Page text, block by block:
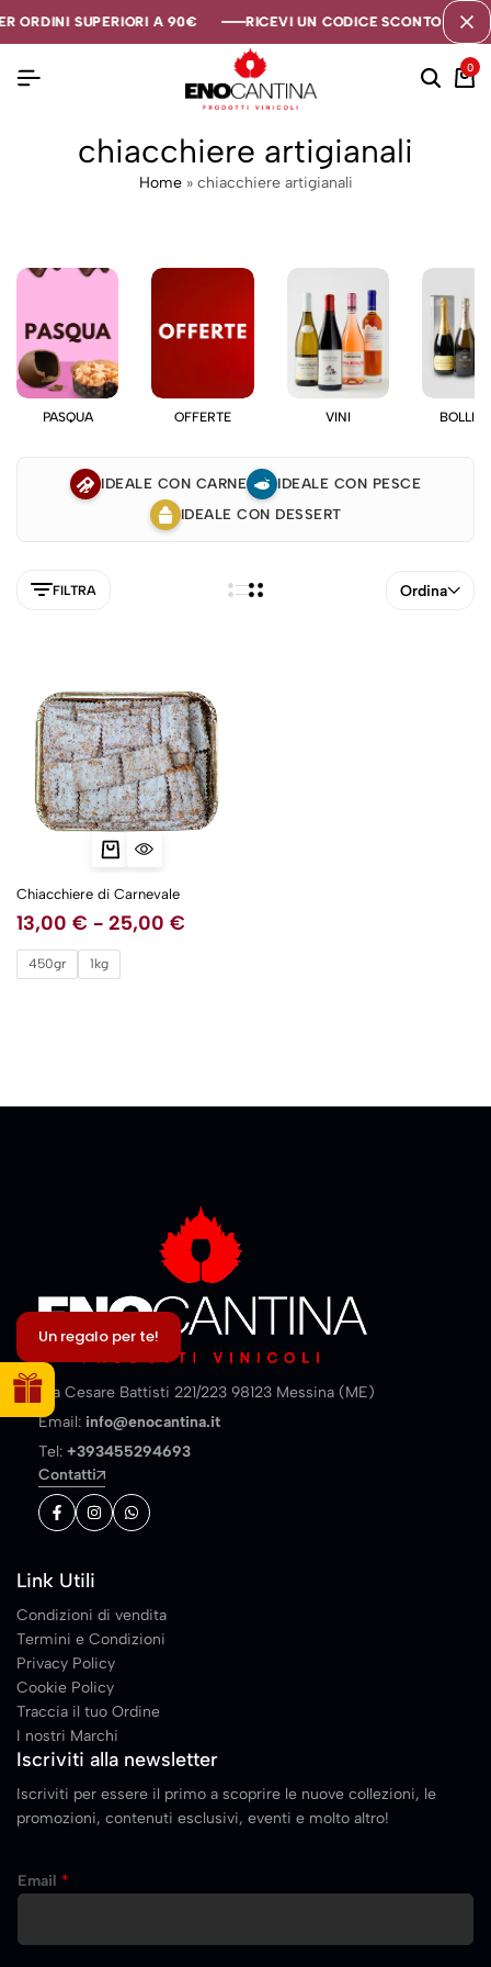
ORDINI SUPERIORI A 90€ RICEVI UN CODICE SCONTO DI 5€
ORDINI SUPERIORI A 90€ RICEVI UN CODICE SCONTO DI 5€
ORDINI SUPERIORI A 90€ RICEVI UN CODICE SCONTO DI 5€
0
chiacchiere artigianali
Home» chiacchiere artigianali
PASQUA OFFERTE VINI
IDEALE CON CARNE
IDEALE CON PESCE
IDEALE CON DESSERT
FILTRA Ordina
Chiacchiere di Carnevale
13,00 € - 25,00 €
450gr 1kg
Via Cesare Battisti 221/223 98123 Messina (ME)
Email: info@enocantina.it
Tel: +393455294693
Contatti
Link Utili
Condizioni di vendita
Termini e Condizioni
Privacy Policy
Cookie Policy
Traccia il tuo Ordine
I nostri Marchi
Iscriviti alla newsletter
Iscriviti per essere il primo a scoprire le nuove collezioni, le
promozioni, contenuti esclusivi, eventi e molto altro!
m
i
Email *
Un regalo per te!